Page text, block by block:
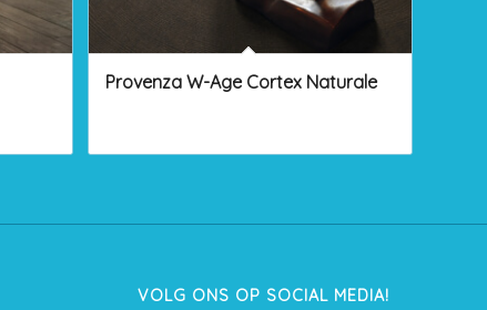
Provenza W-Age Cortex Naturale
VOLG ONS OP SOCIAL MEDIA!